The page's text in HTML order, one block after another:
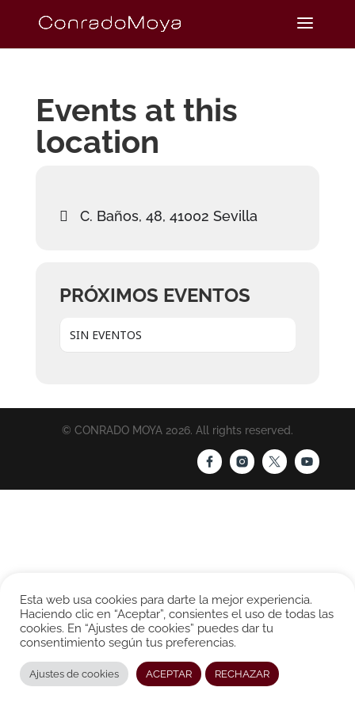
Events at this
location
C. Baños, 48, 41002 Sevilla
PRÓXIMOS EVENTOS
SIN EVENTOS
© CONRADO MOYA 2026. All rights reserved.
Esta web usa cookies para darte la mejor experiencia.
Haciendo clic en “Aceptar”, consientes el uso de todas las
cookies. En “Ajustes de cookies” puedes dar tu
consentimiento según tus preferencias.
Ajustes de cookies ACEPTAR RECHAZAR